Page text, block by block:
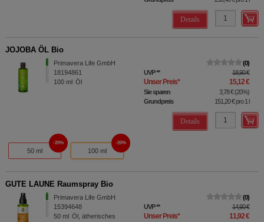
Details
JOJOBA ÖL Bio
Primavera Life GmbH
18194861
100 ml Öl
0
UVP** 18,90 €
Unser Preis* 15,12 €
Sie sparen 3,78 €(20%)
Grundpreis
151,20 €pro 1 l
Details
50 ml
20%
100 ml
20%
GUTE LAUNE Raumspray Bio
Primavera Life GmbH
15394648
50 ml Öl, ätherisches
0
UVP** 14,90 €
Unser Preis* 11,92 €